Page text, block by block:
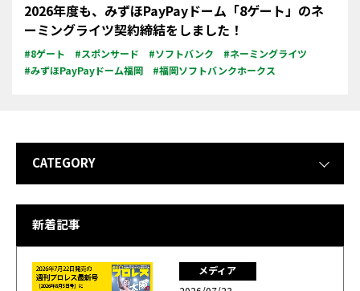
2026年度も、みずほPayPayドーム「8ゲート」のネ
ーミングライツ契約締結をしました！
#8ゲート #スポンサード #ソフトバンク
#ネーミングライツ
#みずほPayPayドーム福岡
#福岡ソフトバンクホークス
CATEGORY
新着記事
メディア